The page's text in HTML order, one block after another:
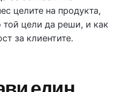
целите на продукта,
той цели да реши, и как
за клиентите.